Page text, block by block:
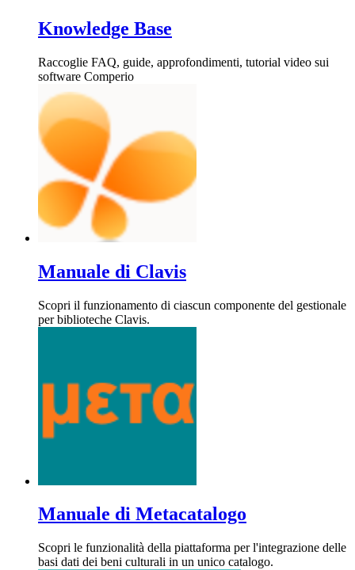
Knowledge Base
Raccoglie FAQ, guide, approfondimenti, tutorial video sui
software Comperio
Manuale di Clavis
Scopri il funzionamento di ciascun componente del gestionale
per biblioteche Clavis.
Manuale di Metacatalogo
Scopri le funzionalità della piattaforma per l'integrazione delle
basi dati dei beni culturali in un unico catalogo.